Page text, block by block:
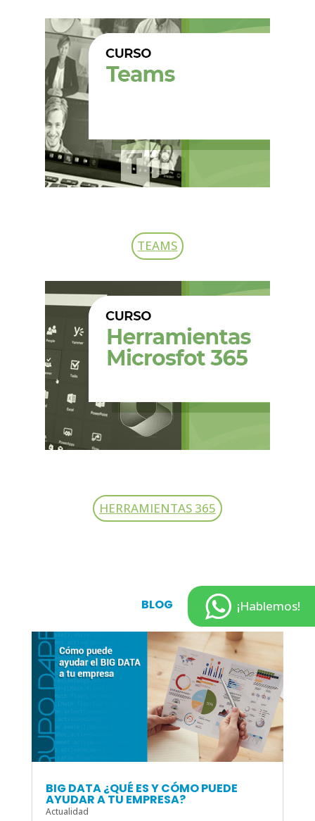
TEAMS
HERRAMIENTAS 365
BLOG
BIG DATA ¿QUÉ ES Y CÓMO PUEDE
AYUDAR A TU EMPRESA?
Actualidad
¡Hablemos!